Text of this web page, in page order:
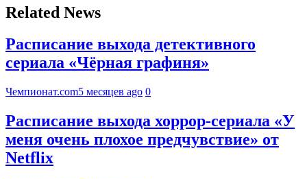
Related News
Расписание выхода детективного
сериала «Чёрная графиня»
Чемпионат.com5 месяцев ago 0
Расписание выхода хоррор-сериала «У
меня очень плохое предчувствие» от
Netflix